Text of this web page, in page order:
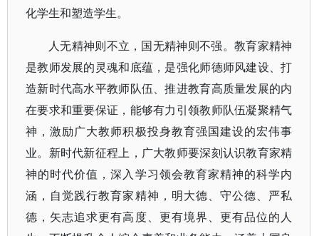
化学生和塑造学生。
人无精神则不立，国无精神则不强。教育家精神
是教师发展的灵魂和底蕴，是强化师德师风建设、打
造新时代高水平教师队伍、推进教育高质量发展的内
在要求和重要保证，能够有力引领教师队伍凝聚精气
神，激励广大教师积极投身教育强国建设的宏伟事
业。新时代新征程上，广大教师要深刻认识教育家精
神的时代价值，深入学习领会教育家精神的科学内
涵，自觉践行教育家精神，明大德、守公德、严私
德，矢志追求更有高度、更有境界、更有品位的人